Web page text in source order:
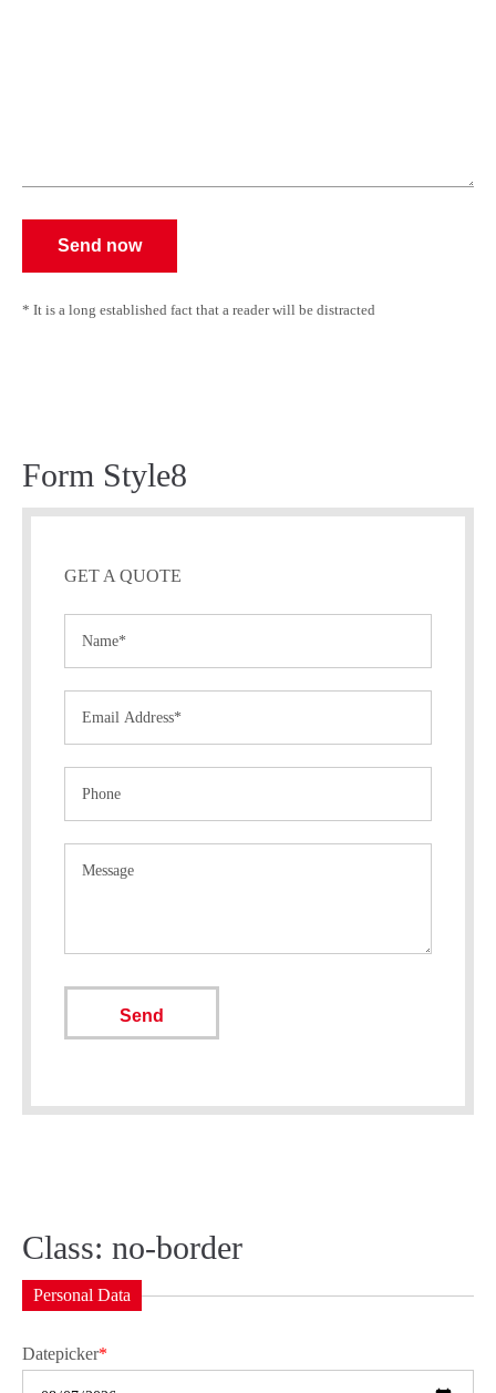
Send now
* It is a long established fact that a reader will be distracted
Form Style8
GET A QUOTE
Send
Class: no-border
Personal Data
Datepicker*